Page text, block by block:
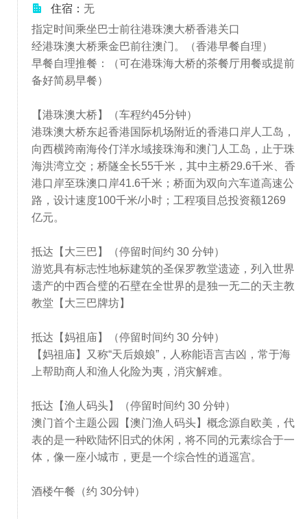
住宿： 无
指定时间乘坐巴士前往港珠澳大桥香港关口
经港珠澳大桥乘金巴前往澳门。（香港早餐自理）
早餐自理推餐：（可在港珠海大桥的茶餐厅用餐或提前
备好简易早餐）
【港珠澳大桥】（车程约45分钟）
港珠澳大桥东起香港国际机场附近的香港口岸人工岛，
向西横跨南海伶仃洋水域接珠海和澳门人工岛，止于珠
海洪湾立交；桥隧全长55千米，其中主桥29.6千米、香
港口岸至珠澳口岸41.6千米；桥面为双向六车道高速公
路，设计速度100千米/小时；工程项目总投资额1269
亿元。
抵达【大三巴】（停留时间约 30 分钟）
游览具有标志性地标建筑的圣保罗教堂遗迹，列入世界
遗产的中西合璧的石壁在全世界的是独一无二的天主教
教堂【大三巴牌坊】
抵达【妈祖庙】（停留时间约 30 分钟）
【妈祖庙】又称“天后娘娘”，人称能语言吉凶，常于海
上帮助商人和渔人化险为夷，消灾解难。
抵达【渔人码头】（停留时间约 30 分钟）
澳门首个主题公园【澳门渔人码头】概念源自欧美，代
表的是一种欧陆怀旧式的休闲，将不同的元素综合于一
体，像一座小城市，更是一个综合性的逍遥宫。
酒楼午餐（约 30分钟）